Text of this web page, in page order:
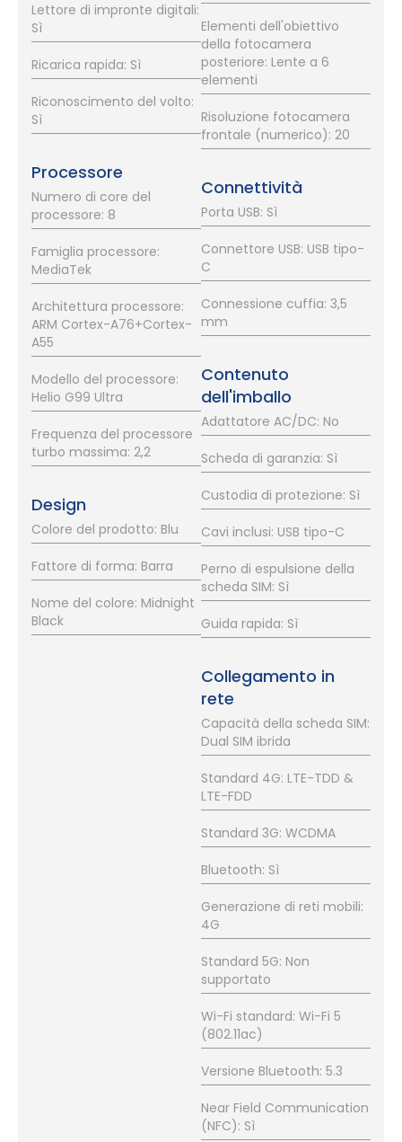
Lettore di impronte digitali:
Sì
Ricarica rapida: Sì
Riconoscimento del volto:
Sì
Processore
Numero di core del
processore: 8
Famiglia processore:
MediaTek
Architettura processore:
ARM Cortex-A76+Cortex-
A55
Modello del processore:
Helio G99 Ultra
Frequenza del processore
turbo massima: 2,2
Design
Colore del prodotto: Blu
Fattore di forma: Barra
Nome del colore: Midnight
Black
Elementi dell'obiettivo
della fotocamera
posteriore: Lente a 6
elementi
Risoluzione fotocamera
frontale (numerico): 20
Connettività
Porta USB: Sì
Connettore USB: USB tipo-
C
Connessione cuffia: 3,5
mm
Contenuto
dell'imballo
Adattatore AC/DC: No
Scheda di garanzia: Sì
Custodia di protezione: Sì
Cavi inclusi: USB tipo-C
Perno di espulsione della
scheda SIM: Sì
Guida rapida: Sì
Collegamento in
rete
Capacità della scheda SIM:
Dual SIM ibrida
Standard 4G: LTE-TDD &
LTE-FDD
Standard 3G: WCDMA
Bluetooth: Sì
Generazione di reti mobili:
4G
Standard 5G: Non
supportato
Wi-Fi standard: Wi-Fi 5
(802.11ac)
Versione Bluetooth: 5.3
Near Field Communication
(NFC): Sì